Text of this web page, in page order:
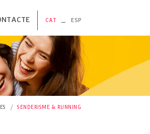
CAT _ ESP
SENDERISME & RUNNING